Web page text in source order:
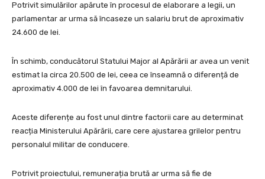
Potrivit simulărilor apărute în procesul de elaborare a legii, un
parlamentar ar urma să încaseze un salariu brut de aproximativ
24.600 de lei.
În schimb, conducătorul Statului Major al Apărării ar avea un venit
estimat la circa 20.500 de lei, ceea ce înseamnă o diferență de
aproximativ 4.000 de lei în favoarea demnitarului.
Aceste diferențe au fost unul dintre factorii care au determinat
reacția Ministerului Apărării, care cere ajustarea grilelor pentru
personalul militar de conducere.
Potrivit proiectului, remunerația brută ar urma să fie de